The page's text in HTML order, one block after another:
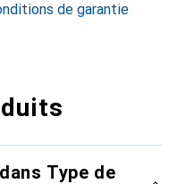
de garantie
Type de